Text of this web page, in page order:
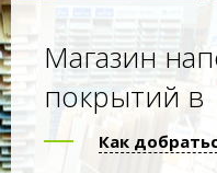
Магазин
покрытий в
Как